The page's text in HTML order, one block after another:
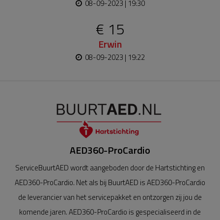
08-09-2023 | 19:30
€ 15
Erwin
08-09-2023 | 19:22
AED360-ProCardio
ServiceBuurtAED wordt aangeboden door de Hartstichting en
AED360-ProCardio. Net als bij BuurtAED is AED360-ProCardio
de leverancier van het servicepakket en ontzorgen zij jou de
komende jaren. AED360-ProCardio is gespecialiseerd in de